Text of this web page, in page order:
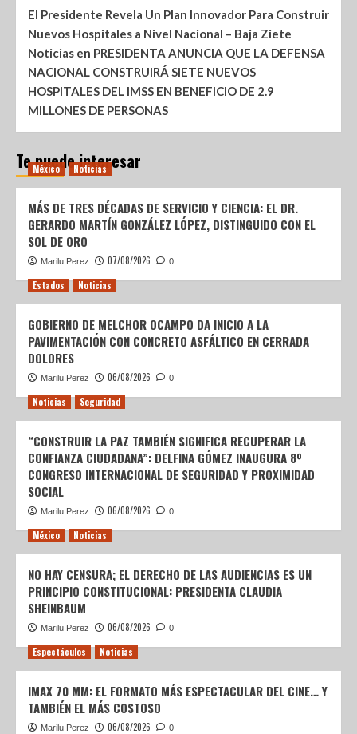
El Presidente Revela Un Plan Innovador Para Construir
Nuevos Hospitales a Nivel Nacional – Baja Ziete
Noticias en PRESIDENTA ANUNCIA QUE LA DEFENSA
NACIONAL CONSTRUIRÁ SIETE NUEVOS
HOSPITALES DEL IMSS EN BENEFICIO DE 2.9
MILLONES DE PERSONAS
Te puede interesar
México Noticias
MÁS DE TRES DÉCADAS DE SERVICIO Y CIENCIA: EL DR.
GERARDO MARTÍN GONZÁLEZ LÓPEZ, DISTINGUIDO CON EL
SOL DE ORO
Marilu Perez 07/08/2026 0
Estados Noticias
GOBIERNO DE MELCHOR OCAMPO DA INICIO A LA
PAVIMENTACIÓN CON CONCRETO ASFÁLTICO EN CERRADA
DOLORES
Marilu Perez 06/08/2026 0
Noticias Seguridad
“CONSTRUIR LA PAZ TAMBIÉN SIGNIFICA RECUPERAR LA
CONFIANZA CIUDADANA”: DELFINA GÓMEZ INAUGURA 8º
CONGRESO INTERNACIONAL DE SEGURIDAD Y PROXIMIDAD
SOCIAL
Marilu Perez 06/08/2026 0
México Noticias
NO HAY CENSURA; EL DERECHO DE LAS AUDIENCIAS ES UN
PRINCIPIO CONSTITUCIONAL: PRESIDENTA CLAUDIA
SHEINBAUM
Marilu Perez 06/08/2026 0
Espectáculos Noticias
IMAX 70 MM: EL FORMATO MÁS ESPECTACULAR DEL CINE… Y
TAMBIÉN EL MÁS COSTOSO
Marilu Perez 06/08/2026 0